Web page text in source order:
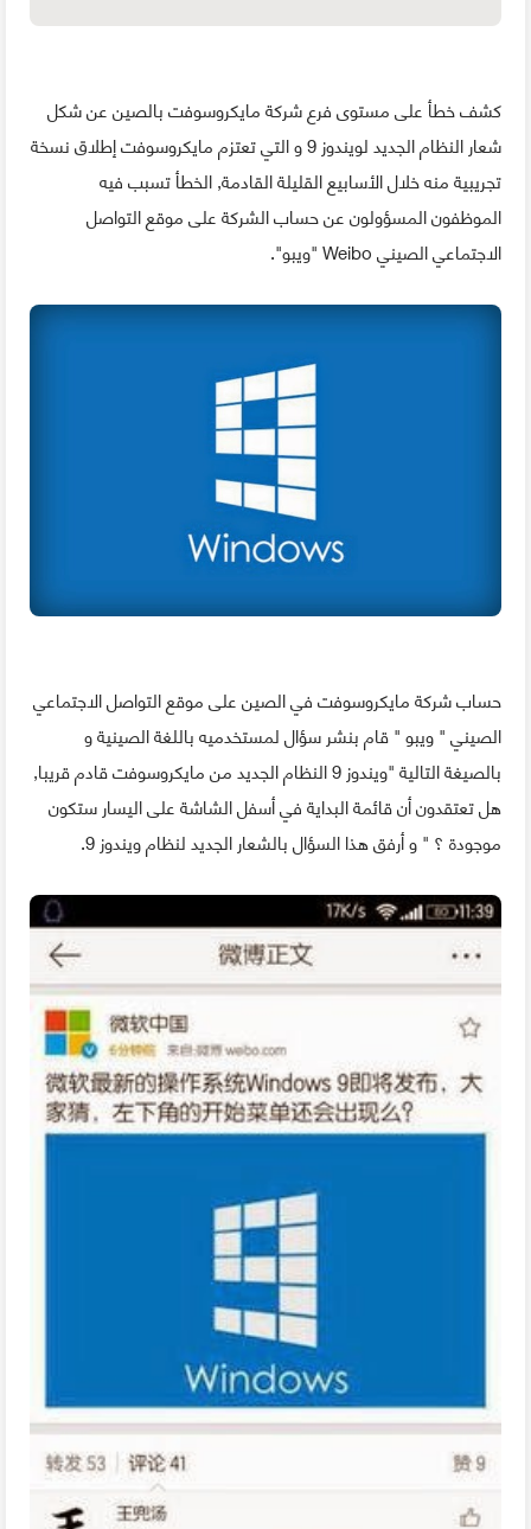
كشف خطأ على مستوى فرع شركة مايكروسوفت بالصين عن شكل
شعار النظام الجديد لويندوز 9 و التي تعتزم مايكروسوفت إطلاق نسخة
تجريبية منه خلال الأسابيع القليلة القادمة, الخطأ تسبب فيه
الموظفون المسؤولون عن حساب الشركة على موقع التواصل
الاجتماعي الصيني Weibo "ويبو".
حساب شركة مايكروسوفت في الصين على موقع التواصل الاجتماعي
الصيني " ويبو " قام بنشر سؤال لمستخدميه باللغة الصينية و
بالصيغة التالية "ويندوز 9 النظام الجديد من مايكروسوفت قادم قريبا,
هل تعتقدون أن قائمة البداية في أسفل الشاشة على اليسار ستكون
موجودة ؟ " و أرفق هذا السؤال بالشعار الجديد لنظام ويندوز 9.